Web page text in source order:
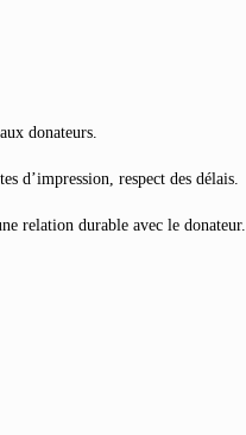
donateurs.
d’impression, respect des délais.
relation durable avec le donateur.